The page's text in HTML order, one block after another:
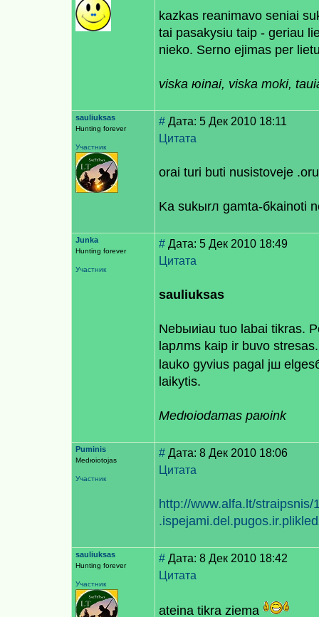
kazkas reanimavo seniai
tai pasakysiu taip - geriau
nieko. Serno ejimas per
viskа юinai, viska moki,
sauliuksas
Hunting forever
Участник
# Дата: 5 Дек 2010 18:11
Цитата
orai turi buti nusistoveje
Kа sukыrл gamta-бkainoti
Junka
Hunting forever
Участник
# Дата: 5 Дек 2010 18:49
Цитата
sauliuksas
Nebыиiau tuo labai tikras.
lapлms kaip ir buvo
lauko gyvius pagal jш
laikytis.
Medюiodamas paюink
Puminis
Medюiotojas
Участник
# Дата: 8 Дек 2010 18:06
Цитата
http://www.alfa.lt/
sauliuksas
Hunting forever
Участник
# Дата: 8 Дек 2010 18:42
Цитата
ateina tikra ziema